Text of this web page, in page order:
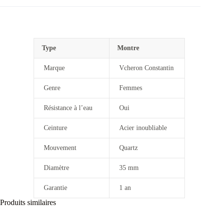
Type Montre
Marque Vcheron Constantin
Genre Femmes
Résistance à l’eau Oui
Ceinture Acier inoubliable
Mouvement Quartz
Diamètre 35 mm
Garantie 1 an
Produits similaires